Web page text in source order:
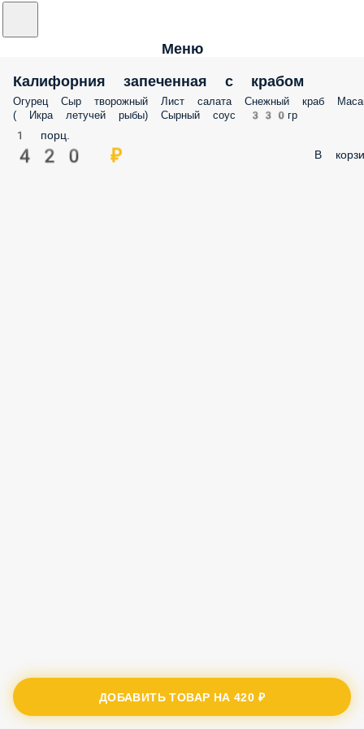
Меню
Калифорния запеченная с крабом
Огурец Сыр творожный Лист салата Снежный краб
( Икра летучей рыбы) Сырный соус 330гр
1 порц.
420 ₽ В
ДОБАВИТЬ ТОВАР НА420 ₽